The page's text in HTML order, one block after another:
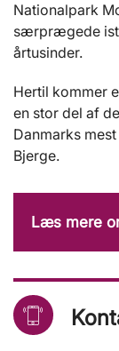
Nationalpark
særprægede
årtusinder.
Hertil kommer
en stor del af
Danmarks
Bjerge.
Læs mere